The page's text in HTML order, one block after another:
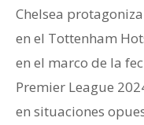
Chelsea
en el Tottenham
en el marco de la
Premier League
en situaciones